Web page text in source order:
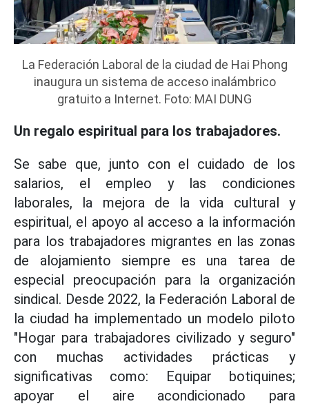
La Federación Laboral de la ciudad de Hai Phong
inaugura un sistema de acceso inalámbrico
gratuito a Internet. Foto: MAI DUNG
Un regalo espiritual para los trabajadores.
Se sabe que, junto con el cuidado de los
salarios, el empleo y las condiciones
laborales, la mejora de la vida cultural y
espiritual, el apoyo al acceso a la información
para los trabajadores migrantes en las zonas
de alojamiento siempre es una tarea de
especial preocupación para la organización
sindical. Desde 2022, la Federación Laboral de
la ciudad ha implementado un modelo piloto
"Hogar para trabajadores civilizado y seguro"
con muchas actividades prácticas y
significativas como: Equipar botiquines;
apoyar el aire acondicionado para